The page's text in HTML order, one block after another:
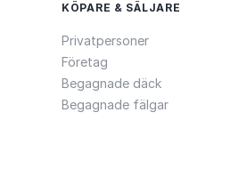
KÖPARE & SÄLJARE
Privatpersoner
Företag
Begagnade däck
Begagnade fälgar